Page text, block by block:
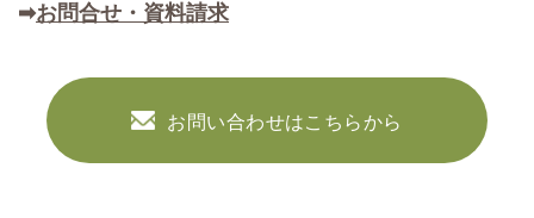
➡お問合せ・資料請求
お問い合わせはこちらから